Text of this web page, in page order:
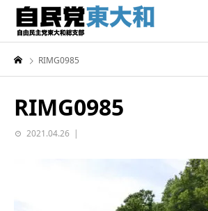
RIMG0985
RIMG0985
2021.04.26